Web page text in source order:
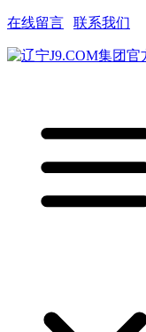
在线留言 联系我们